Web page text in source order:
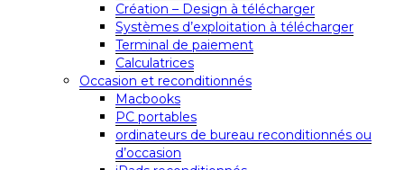
Création – Design à télécharger
Systèmes d’exploitation à télécharger
Terminal de paiement
Calculatrices
Occasion et reconditionnés
Macbooks
PC portables
ordinateurs de bureau reconditionnés ou
d’occasion